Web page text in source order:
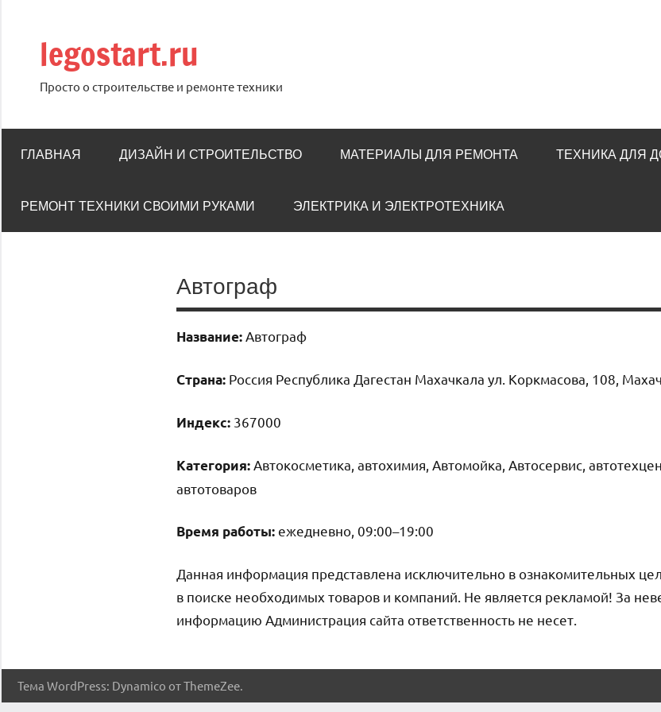
содержимому
legostart.ru
Просто о строительстве и ремонте техники
ГЛАВНАЯ ДИЗАЙН И СТРОИТЕЛЬСТВО МАТЕРИАЛЫ ДЛЯ РЕМОНТА ТЕХНИКА ДЛЯ
РЕМОНТ ТЕХНИКИ СВОИМИ РУКАМИ ЭЛЕКТРИКА И ЭЛЕКТРОТЕХНИКА
Автограф
Название: Автограф
Страна: Россия Республика Дагестан Махачкала ул. Коркмасова, 108,
Индекс: 367000
Категория: Автокосметика, автохимия, Автомойка, Автосервис,
автотоваров
Время работы:ежедневно, 09:00–19:00
Данная информация представлена исключительно в ознакомительных
в поиске необходимых товаров и компаний. Не является рекламой! За
информацию Администрация сайта ответственность не несет.
Тема WordPress: Dynamico от ThemeZee.